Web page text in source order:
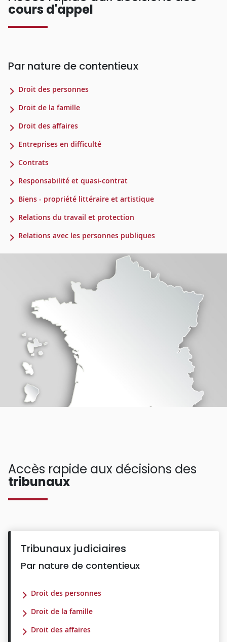
cours d'appel
Par nature de contentieux
Droit des personnes
Droit de la famille
Droit des affaires
Entreprises en difficulté
Contrats
Responsabilité et quasi-contrat
Biens - propriété littéraire et artistique
Relations du travail et protection
Relations avec les personnes publiques
Accès rapide aux décisions des
tribunaux
Tribunaux judiciaires
Par nature de contentieux
Droit des personnes
Droit de la famille
Droit des affaires